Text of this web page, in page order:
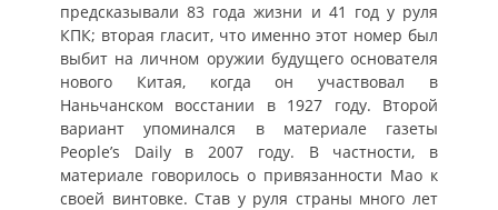
предсказывали 83 года жизни и 41 год у руля
КПК; вторая гласит, что именно этот номер был
выбит на личном оружии будущего основателя
нового Китая, когда он участвовал в
Наньчанском восстании в 1927 году. Второй
вариант упоминался в материале газеты
People’s Daily в 2007 году. В частности, в
материале говорилось о привязанности Мао к
своей винтовке. Став у руля страны много лет